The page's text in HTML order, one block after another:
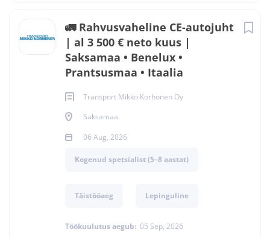
🚛 Rahvusvaheline CE-autojuht
| al 3 500 € neto kuus |
Saksamaa • Benelux •
Prantsusmaa • Itaalia
Transport Mikko Korhonen Oy
Saksamaa
06 Aug, 2026
Kogenud spetsialist (5–8 aastat)
Täistööaeg Lepinguline
Töökuulutus aegub: 05 Sep, 2026